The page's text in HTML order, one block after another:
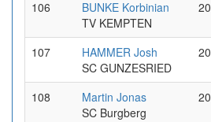
106
BUNKE Korbinian
TV KEMPTEN
107
HAMMER Josh
SC GUNZESRIED
108
Martin Jonas
SC Burgberg